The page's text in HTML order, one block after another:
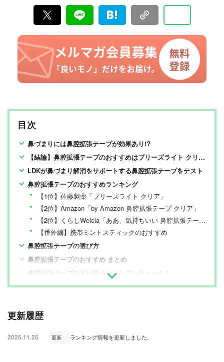
『LDK』は2012年の創刊以来、晋遊舎の理念である「遊
びある、ホンネ」を胸に、消費者目線で本音の商品テス
トを貫いてきた、女性誌とWEBメディアです。毎月28日
発行の雑誌とWebサイトで、掃除用品から収納インテリ
ア、食品まで、あらゆるジャンルの商品を徹底的に検
証。編集部と専門家、そして社内検証機関が実際に使っ
て見つけた「本当に良いもの」と「お役立ち情報」を厳
選してあなたにお届け。編集長・高橋咲彩を中心に、11
名以上の編集体制で日々の検証・記事制作を行っていま
す。
目次
鼻づまりには鼻腔拡張テープが効果あり!?
【結論】鼻腔拡張テープのおすすめはブリーズライト クリア！
LDKが鼻づまり解消をサポートする鼻腔拡張テープをテスト
鼻腔拡張テープのおすすめランキング
【1位】佐藤製薬「ブリーズライト クリア」
【2位】Amazon「by Amazon 鼻腔拡張テープ クリア」
【2位】くらしWelcia「ああ、気持ちいい 鼻腔拡張テープ」
【番外編】携帯ミントスティックのおすすめ
鼻腔拡張テープの選び方
鼻腔拡張テープのおすすめ まとめ
鼻腔拡張テープの売れ筋ランキングもチェック！
更新履歴
2025.11.25 更新 ランキング情報を更新しました。